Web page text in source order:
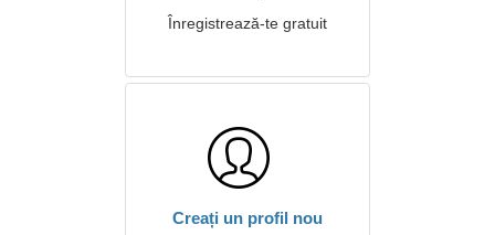
Înregistrează-te gratuit
Creați un profil nou